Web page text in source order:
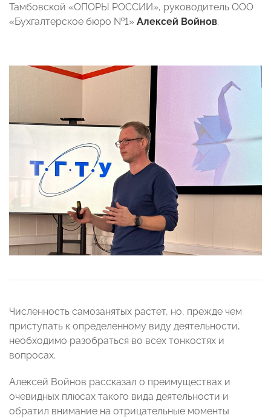
Тамбовской «ОПОРЫ РОССИИ», руководитель ООО
«Бухгалтерское бюро №1» Алексей Войнов.
Численность самозанятых растет, но, прежде чем
приступать к определенному виду деятельности,
необходимо разобраться во всех тонкостях и
вопросах.
Алексей Войнов рассказал о преимуществах и
очевидных плюсах такого вида деятельности и
обратил внимание на отрицательные моменты